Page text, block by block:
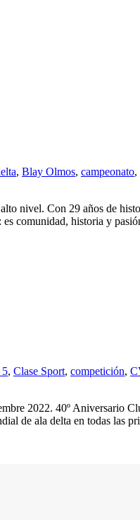
, Blay Olmos, campeonato,
nivel. Con 29 años de
comunidad, historia y
5, Clase Sport, competición,
2022. 40º Aniversario
de ala delta en todas las